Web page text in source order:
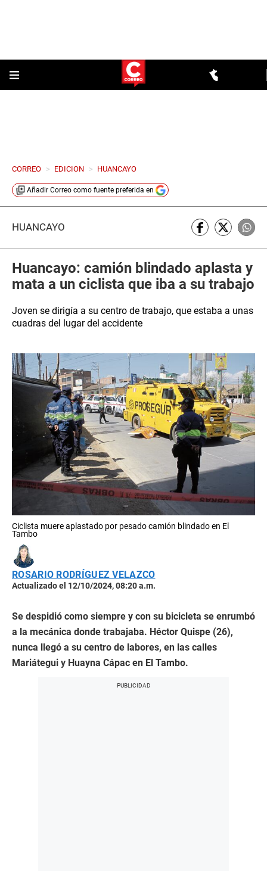
CORREO > EDICION > HUANCAYO
Añadir Correo como fuente preferida en
HUANCAYO
Huancayo: camión blindado aplasta y
mata a un ciclista que iba a su trabajo
Joven se dirigía a su centro de trabajo, que estaba a unas
cuadras del lugar del accidente
Ciclista muere aplastado por pesado camión blindado en El
Tambo
ROSARIO RODRÍGUEZ VELAZCO
Actualizado el 12/10/2024, 08:20 a.m.
Se despidió como siempre y con su bicicleta se enrumbó
a la mecánica donde trabajaba. Héctor Quispe (26),
nunca llegó a su centro de labores, en las calles
Mariátegui y Huayna Cápac en El Tambo.